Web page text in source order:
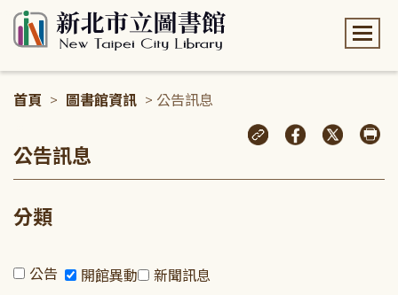
首頁 > 圖書館資訊 > 公告訊息
公告訊息
分類
公告 開館異動 新聞訊息